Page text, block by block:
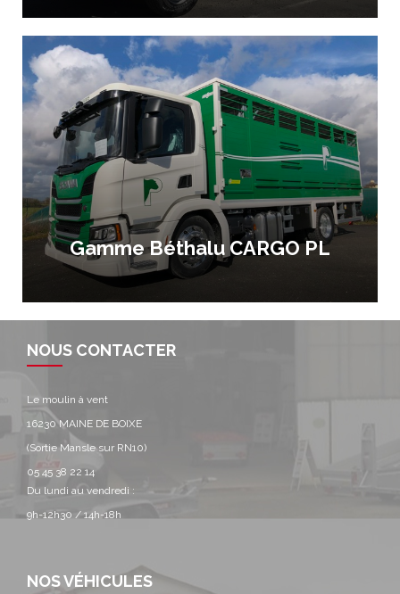
Gamme Béthalu CARGO PL
NOUS CONTACTER
Le moulin à vent
16230 MAINE DE BOIXE
(Sortie Mansle sur RN10)
05 45 38 22 14
Du lundi au vendredi :
9h-12h30 / 14h-18h
NOS VÉHICULES